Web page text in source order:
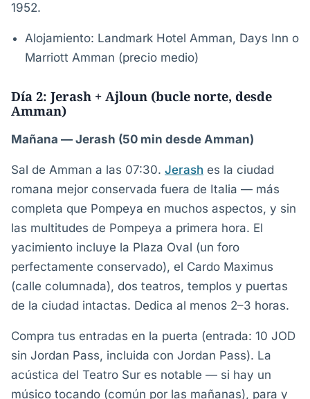
1952.
Alojamiento: Landmark Hotel Amman, Days Inn o
Marriott Amman (precio medio)
Día 2: Jerash + Ajloun (bucle norte, desde
Amman)
Mañana — Jerash (50 min desde Amman)
Sal de Amman a las 07:30. Jerash es la ciudad
romana mejor conservada fuera de Italia — más
completa que Pompeya en muchos aspectos, y sin
las multitudes de Pompeya a primera hora. El
yacimiento incluye la Plaza Oval (un foro
perfectamente conservado), el Cardo Maximus
(calle columnada), dos teatros, templos y puertas
de la ciudad intactas. Dedica al menos 2–3 horas.
Compra tus entradas en la puerta (entrada: 10 JOD
sin Jordan Pass, incluida con Jordan Pass). La
acústica del Teatro Sur es notable — si hay un
músico tocando (común por las mañanas), para y